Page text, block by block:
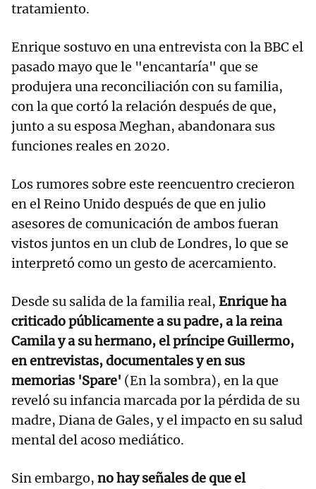
tratamiento.
Enrique sostuvo en una entrevista con la BBC el
pasado mayo que le "encantaría" que se
produjera una reconciliación con su familia,
con la que cortó la relación después de que,
junto a su esposa Meghan, abandonara sus
funciones reales en 2020.
Los rumores sobre este reencuentro crecieron
en el Reino Unido después de que en julio
asesores de comunicación de ambos fueran
vistos juntos en un club de Londres, lo que se
interpretó como un gesto de acercamiento.
Desde su salida de la familia real, Enrique ha
criticado públicamente a su padre, a la reina
Camila y a su hermano, el príncipe Guillermo,
en entrevistas, documentales y en sus
memorias 'Spare' (En la sombra), en la que
reveló su infancia marcada por la pérdida de su
madre, Diana de Gales, y el impacto en su salud
mental del acoso mediático.
Sin embargo, no hay señales de que el